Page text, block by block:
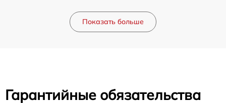
Показать больше
Гарантийные обязательства